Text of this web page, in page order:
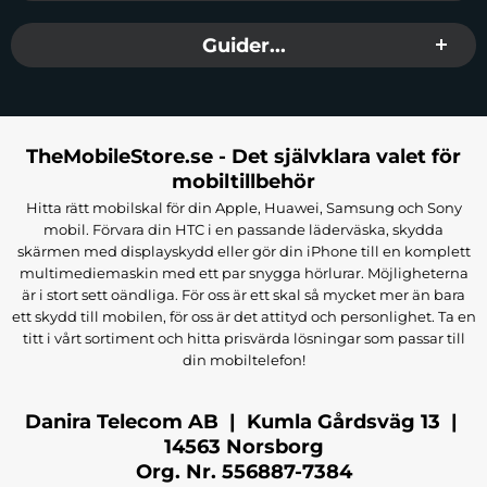
21 cm
104 cm
Bluetooth-version:5.2
Frekvens:2400.00 MHz – 2483.50 MHz
CR1632 120 mAh/3 V
Forcell MagSelfie S100Mkombinerar funktionalitet, stil och
hållbarhet, vilket gör den till ett oumbärligt verktyg för alla som
älskar att fotografera eller spela in videor. Upplev skillnaden med en
selfiestick som sätter kvalitet och innovation i första rummet!
Tillverkare:Forcell
Guider...
TheMobileStore.se - Det självklara valet för
mobiltillbehör
Hitta rätt mobilskal för din Apple, Huawei, Samsung och Sony
mobil. Förvara din HTC i en passande läderväska, skydda
skärmen med displayskydd eller gör din iPhone till en komplett
multimediemaskin med ett par snygga hörlurar. Möjligheterna
är i stort sett oändliga. För oss är ett skal så mycket mer än bara
ett skydd till mobilen, för oss är det attityd och personlighet. Ta en
titt i vårt sortiment och hitta prisvärda lösningar som passar till
din mobiltelefon!
Danira Telecom AB | Kumla Gårdsväg 13 |
14563 Norsborg
Org. Nr. 556887-7384